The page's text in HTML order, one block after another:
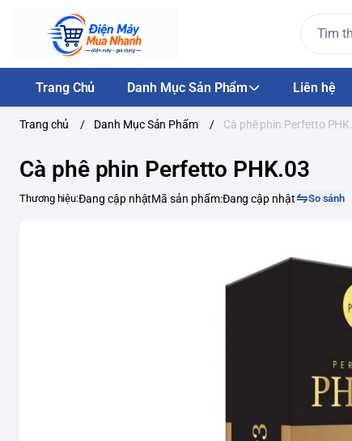
Trang Chủ Danh Mục Sản Phẩm Liên hệ
Trang chủ / Danh Mục Sản Phẩm / Cà phê phin Perfetto
Cà phê phin Perfetto PHK.03
Thương hiệu:Đang cập nhậtMã sản phẩm:Đang cập nhật So sánh